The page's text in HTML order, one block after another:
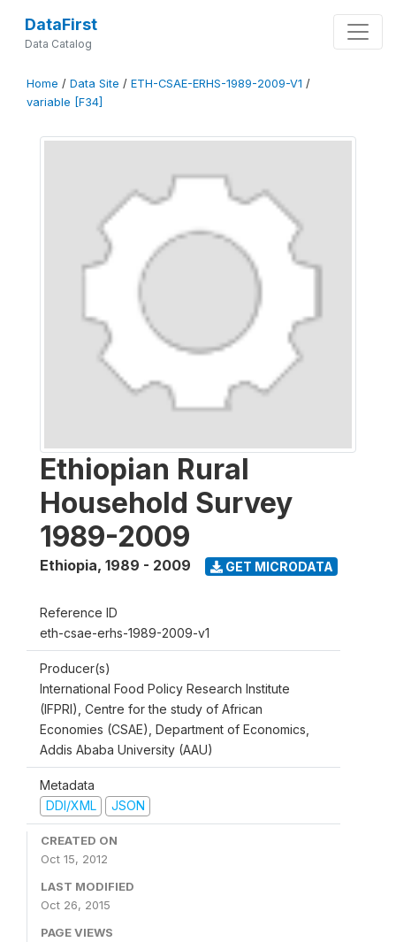
DataFirst
Data Catalog
Home / Data Site / ETH-CSAE-ERHS-1989-2009-V1 /
variable [F34]
Ethiopian Rural
Household Survey
1989-2009
Ethiopia, 1989 - 2009 GET MICRODATA
Reference ID
eth-csae-erhs-1989-2009-v1
Producer(s)
International Food Policy Research Institute
(IFPRI), Centre for the study of African
Economies (CSAE), Department of Economics,
Addis Ababa University (AAU)
Metadata
DDI/XML
JSON
CREATED ON
Oct 15, 2012
LAST MODIFIED
Oct 26, 2015
PAGE VIEWS